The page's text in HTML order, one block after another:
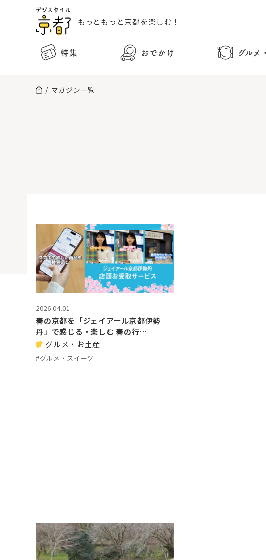
もっともっと京都を楽しむ！
特集 おでかけ グルメ
マガジン一覧
2026.04.01
春の京都を「ジェイアール京都伊勢
丹」で感じる・楽しむ 春の行…
グルメ・お土産
#グルメ・スイーツ